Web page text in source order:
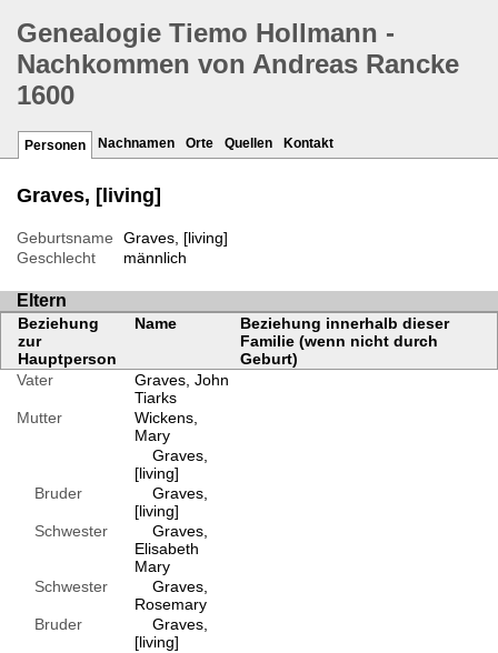
Genealogie Tiemo Hollmann -
Nachkommen von Andreas Rancke
1600
Personen Nachnamen Orte Quellen Kontakt
Graves, [living]
Geburtsname
Graves, [living]
Geschlecht
männlich
Eltern
Beziehung
zur
Hauptperson
Name
Beziehung innerhalb dieser
Familie (wenn nicht durch
Geburt)
Vater
Graves, John
Tiarks
Mutter
Wickens,
Mary
Graves,
[living]
Bruder
Graves,
[living]
Schwester
Graves,
Elisabeth
Mary
Schwester
Graves,
Rosemary
Bruder
Graves,
[living]